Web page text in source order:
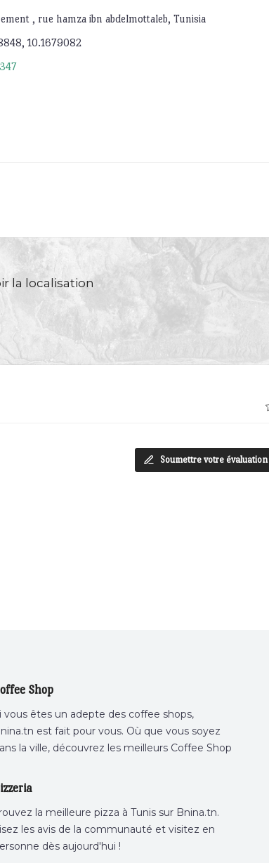
, rue hamza ibn abdelmottaleb, Tunisia
10.1679082
la localisation
Soumettre votre évaluation
Shop
vous êtes un adepte des coffee shops,
est fait pour vous. Où que vous soyez
la ville, découvrez les meilleurs Coffee Shop
la meilleure pizza à Tunis sur Bnina.tn.
les avis de la communauté et visitez en
dès aujourd'hui !